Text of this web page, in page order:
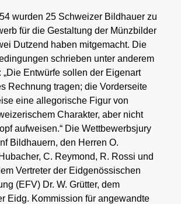
wurden 25 Schweizer Bildhauer zu
für die Gestaltung der Münzbilder
Dutzend haben mitgemacht. Die
schrieben unter anderem
„Die Entwürfe sollen der Eigenart
Rechnung tragen; die Vorderseite
eine allegorische Figur von
Charakter, aber nicht
aufweisen.“ Die Wettbewerbsjury
Bildhauern, den Herren O.
C. Reymond, R. Rossi und
Vertreter der Eidgenössischen
(EFV) Dr. W. Grütter, dem
Eidg. Kommission für angewandte